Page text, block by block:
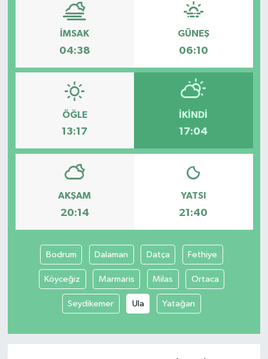
İMSAK
04:38
GÜNEŞ
06:10
ÖĞLE
13:17
İKINDI
17:04
AKŞAM
20:14
YATSI
21:40
Bodrum Dalaman Datça Fethiye
Köyceğiz Marmaris Milas Ortaca
Seydikemer Ula Yatağan